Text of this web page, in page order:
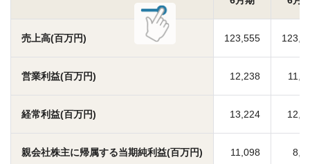
売上高(百万円) 123,555
営業利益(百万円) 12,238
経常利益(百万円) 13,224
親会社株主に帰属する当期純利益(百万円) 11,098